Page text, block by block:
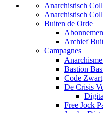
Anarchistisch
Anarchistisch
Buiten de Orde
Archief
Campagnes
Bastion
Code Zwart
De Crisis
Free Jock